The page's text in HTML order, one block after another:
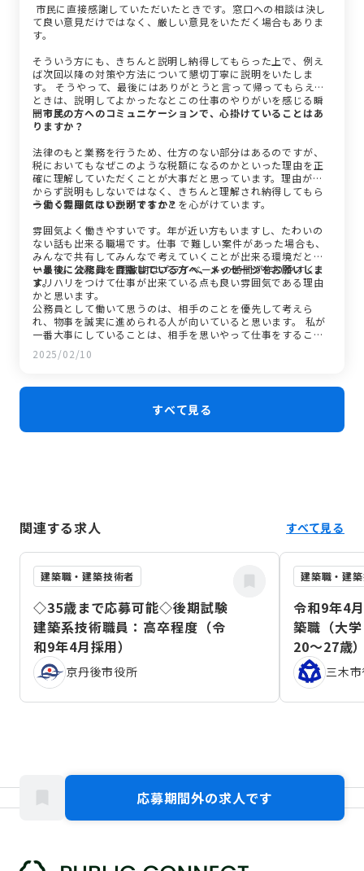
市民に直接感謝していただいたときです。窓口への相談は決し
て良い意見だけではなく、厳しい意見をいただく場合もありま
す。
そういう方にも、きちんと説明し納得してもらった上で、例え
ば次回以降の対策や方法について懇切丁寧に説明をいたしま
す。 そうやって、最後にはありがとうと言って帰ってもらえた
ときは、説明してよかったなとこの仕事のやりがいを感じる瞬
間です。
ー市民の方へのコミュニケーションで、心掛けていることはあ
りますか？
法律のもと業務を行うため、仕方のない部分はあるのですが、
税においてもなぜこのような税額になるのかといった理由を正
確に理解していただくことが大事だと思っています。理由がわ
からず説明もしないではなく、きちんと理解され納得してもら
うよう親身になり説明することを心がけています。
ー働く雰囲気はいかがですか？
雰囲気よく働きやすいです。年が近い方もいますし、たわいの
ない話も出来る職場です。仕事 で難しい案件があった場合も、
みんなで共有してみんなで考えていくことが出来る環境だと思
います。 あとは、閑散期はプライベートの時間が作りやすく、
メリハリをつけて仕事が出来ている点も良い雰囲気である理由
かと思います。
ー最後に公務員を目指している方へ、メッセージをお願いしま
す。
公務員として働いて思うのは、相手のことを優先して考えら
れ、物事を誠実に進められる人が向いていると思います。 私が
一番大事にしていることは、相手を思いやって仕事をすること
です。このような思いやりの心が 強い人は、公務員の仕事に向
いていると思いますので、是非一緒に働きましょう！
2025/02/10
すべて見る
関連する求人 すべて見る
建築職・建築技術者
◇35歳まで応募可能◇後期試験
建築系技術職員：高卒程度（令
和9年4月採用）
京丹後市役所
建築職・建
令和9年4
築職（大
20～27歳
三木
応募期間外の求人です